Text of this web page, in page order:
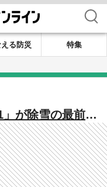
検索
る防災
特集
が除雪の最前線
民の“足”を守